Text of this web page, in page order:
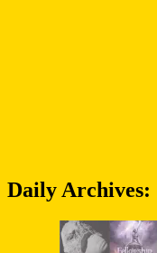
Daily Archives: